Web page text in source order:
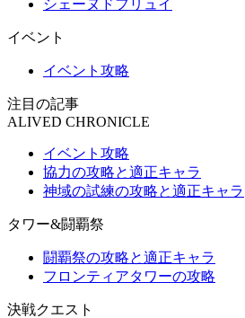
シェーヌドフリュイ
イベント
イベント攻略
注目の記事
ALIVED CHRONICLE
イベント攻略
協力の攻略と適正キャラ
神域の試練の攻略と適正キャラ
タワー&闘覇祭
闘覇祭の攻略と適正キャラ
フロンティアタワーの攻略
決戦クエスト